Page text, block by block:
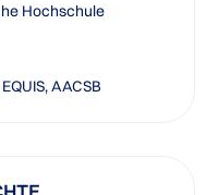
Hochschule
AACSB